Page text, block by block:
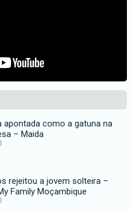
apontada como a gatuna na
– Maida
rejeitou a jovem solteira –
Family Moçambique